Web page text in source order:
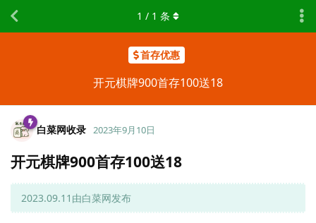
首存优惠
开元棋牌900首存100送18
1 / 1 条
白菜网收录 2023年9月10日
开元棋牌900首存100送18
2023.09.11由白菜网发布